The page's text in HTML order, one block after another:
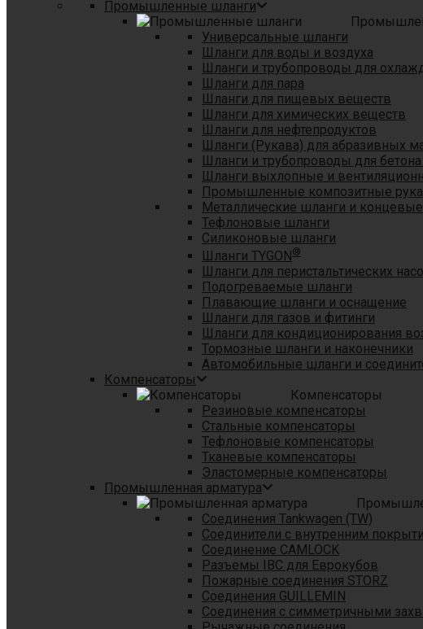
Промышленные шланги
Универсальные шланги
Шланги для воды и воздуха
Шланги и трубопроводы для
Шланги для пара
Шланги для пищевых веществ
Шланги для химических веществ
Шланги для нефтепродуктов
Шланги (Рукава) для абразивных
Шланги и трубопроводы для
Шланги выхлопные и
Промышленные композитные
Металлические шланги и
Тефлоновые шланги
Силиконовые шланги
Шланги TYGON®
Шланги для перистальтических
Подогреваемые шланги
Плавающие шланги и оснащение
Шланги для газов и фитинги
Шланги для кондиционирования
Тормозные шланги и наконечники
Автомобильные шланги и
Компенсаторы
Компенсаторы
Резиновые компенсаторы
Стальные компенсаторы
Тефлоновые компенсаторы
Тканевые компенсаторы
Эластомерные компенсаторы
Промышленная арматура
Соединения Tankwagen (TW)
Соединители с внутренним
Соединение CAMLOCK
Разъемы IBC для Еврокубов
Пожарные соединения STORZ
Соединения GUILLEMIN
Соединения с симметричными